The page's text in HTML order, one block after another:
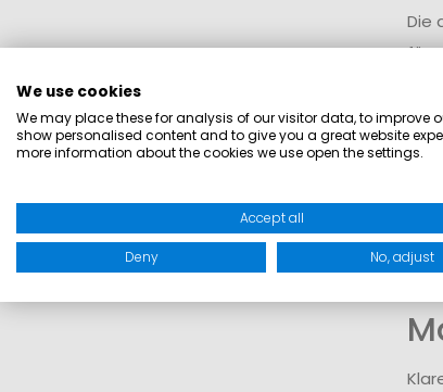
Die
für
We use cookies
We may place these for analysis of our visitor data, to improve
show personalised content and to give you a great website
more information about the cookies we use open the settings.
Accept all
Deny No, adjust